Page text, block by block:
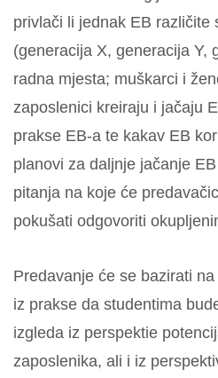
privlači li jednak EB različite
(generacija X, generacija Y,
radna mjesta; muškarci i
zaposlenici kreiraju i jačaju
prakse EB-a te kakav EB
planovi za daljnje jačanje EB
pitanja na koje će
pokušati odgovoriti
Predavanje će se bazirati
iz prakse da studentima
izgleda iz perspektie
zaposlenika, ali i iz